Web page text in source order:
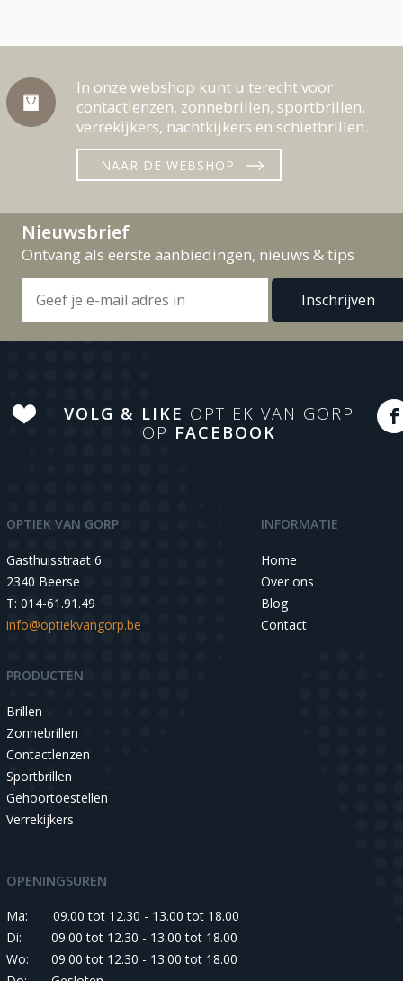
In onze webshop kunt u terecht voor
contactlenzen, zonnebrillen, sportbrillen,
verrekijkers, nachtkijkers en schietbrillen.
NAAR DE WEBSHOP
Nieuwsbrief
Ontvang als eerste aanbiedingen, nieuws & tips
VOLG & LIKE OPTIEK VAN GORP
OP FACEBOOK
OPTIEK VAN GORP
Gasthuisstraat 6
2340 Beerse
T: 014-61.91.49
info@optiekvangorp.be
INFORMATIE
Home
Over ons
Blog
Contact
PRODUCTEN
Brillen
Zonnebrillen
Contactlenzen
Sportbrillen
Gehoortoestellen
Verrekijkers
OPENINGSUREN
Ma:
09.00 tot 12.30 - 13.00 tot 18.00
Di:
09.00 tot 12.30 - 13.00 tot 18.00
Wo:
09.00 tot 12.30 - 13.00 tot 18.00